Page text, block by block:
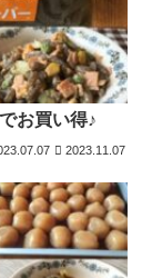
お買い得♪
2023.11.07